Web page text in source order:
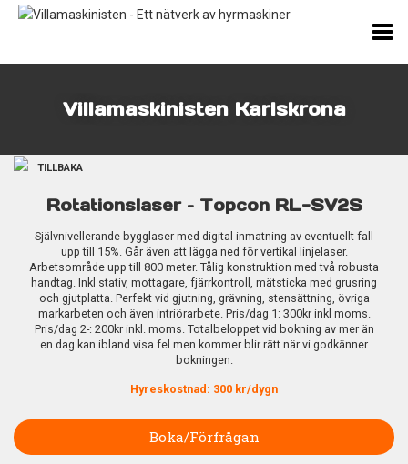
Villamaskinisten Karlskrona
TILLBAKA
Rotationslaser – Topcon RL-SV2S
Självnivellerande bygglaser med digital inmatning av eventuellt fall
upp till 15%. Går även att lägga ned för vertikal linjelaser.
Arbetsområde upp till 800 meter. Tålig konstruktion med två robusta
handtag. Inkl stativ, mottagare, fjärrkontroll, mätsticka med grusring
och gjutplatta. Perfekt vid gjutning, grävning, stensättning, övriga
markarbeten och även intriörarbete. Pris/dag 1: 300kr inkl moms.
Pris/dag 2-: 200kr inkl. moms. Totalbeloppet vid bokning av mer än
en dag kan ibland visa fel men kommer blir rätt när vi godkänner
bokningen.
Hyreskostnad: 300 kr/dygn
Boka/Förfrågan